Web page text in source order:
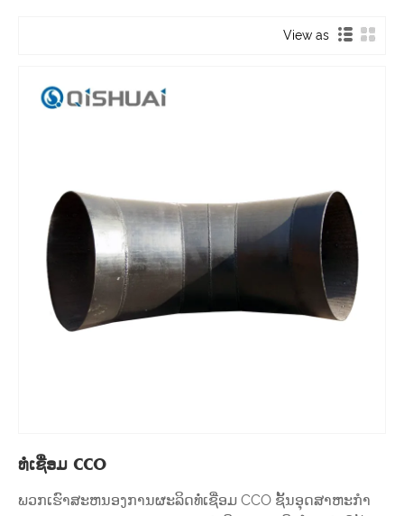
View as
ທໍ່ເຊື່ອມ CCO
ພວກ​ເຮົາ​ສະ​ຫນອງ​ການ​ຜະ​ລິດ​ທໍ່​ເຊື່ອມ CCO ຊັ້ນ​ອຸດ​ສາ​ຫະ​ກໍາ